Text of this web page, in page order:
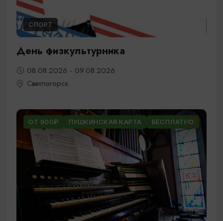
СПОРТ
День физкультурника
08.08.2026 - 09.08.2026
Светлогорск
ОТ 900₽ ПУШКИНСКАЯ КАРТА БЕСПЛАТНО